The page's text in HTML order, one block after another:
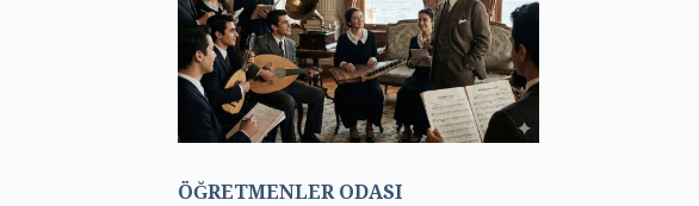
ÖĞRETMENLER ODASI